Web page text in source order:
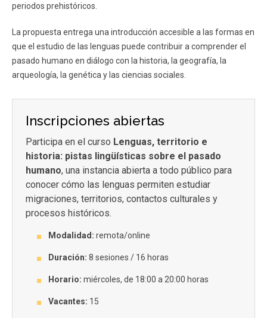
periodos prehistóricos.
La propuesta entrega una introducción accesible a las formas en
que el estudio de las lenguas puede contribuir a comprender el
pasado humano en diálogo con la historia, la geografía, la
arqueología, la genética y las ciencias sociales.
Inscripciones abiertas
Participa en el curso Lenguas, territorio e
historia: pistas lingüísticas sobre el pasado
humano, una instancia abierta a todo público para
conocer cómo las lenguas permiten estudiar
migraciones, territorios, contactos culturales y
procesos históricos.
Modalidad: remota/online
Duración: 8 sesiones / 16 horas
Horario: miércoles, de 18:00 a 20:00 horas
Vacantes: 15